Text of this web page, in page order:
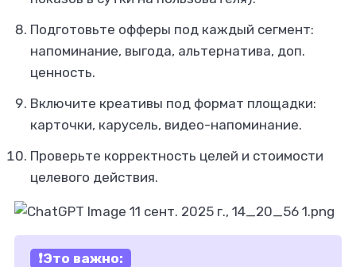
Подготовьте офферы под каждый сегмент:
напоминание, выгода, альтернатива, доп.
ценность.
Включите креативы под формат площадки:
карточки, карусель, видео-напоминание.
Проверьте корректность целей и стоимости
целевого действия.
❗Это важно: